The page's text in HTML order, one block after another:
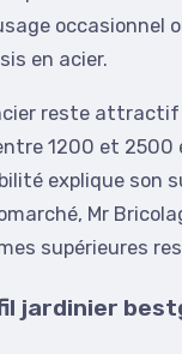
occasionnel
en acier.
reste
1200 et 2500
explique son
Mr
supérieures
jardinier